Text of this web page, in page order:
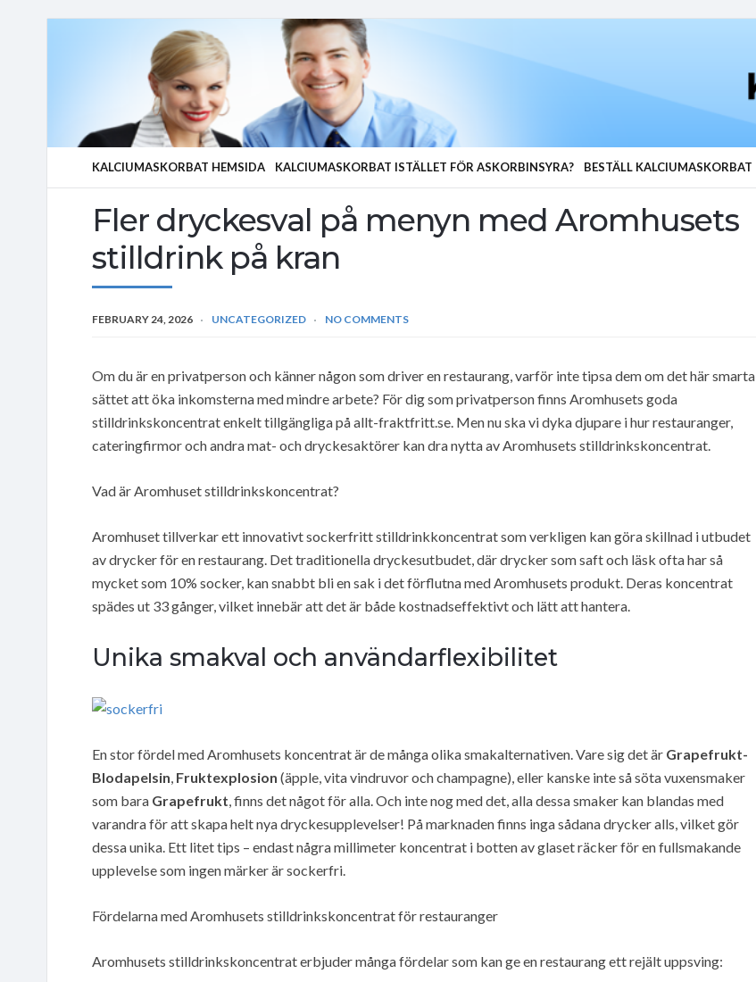
KALCIUMASKORBAT HEMSIDA KALCIUMASKORBAT ISTÄLLET FÖR ASKORBINSYRA? BESTÄLL KALCIUMASKORBAT
Fler dryckesval på menyn med Aromhusets
stilldrink på kran
FEBRUARY 24, 2026 UNCATEGORIZED NO COMMENTS
Om du är en privatperson och känner någon som driver en restaurang, varför inte tipsa dem om det här smarta
sättet att öka inkomsterna med mindre arbete? För dig som privatperson finns Aromhusets goda
stilldrinkskoncentrat enkelt tillgängliga på allt-fraktfritt.se. Men nu ska vi dyka djupare i hur restauranger,
cateringfirmor och andra mat- och dryckesaktörer kan dra nytta av Aromhusets stilldrinkskoncentrat.
Vad är Aromhuset stilldrinkskoncentrat?
Aromhuset tillverkar ett innovativt sockerfritt stilldrinkkoncentrat som verkligen kan göra skillnad i utbudet
av drycker för en restaurang. Det traditionella dryckesutbudet, där drycker som saft och läsk ofta har så
mycket som 10% socker, kan snabbt bli en sak i det förflutna med Aromhusets produkt. Deras koncentrat
spädes ut 33 gånger, vilket innebär att det är både kostnadseffektivt och lätt att hantera.
Unika smakval och användarflexibilitet
En stor fördel med Aromhusets koncentrat är de många olika smakalternativen. Vare sig det är Grapefrukt-
Blodapelsin, Fruktexplosion (äpple, vita vindruvor och champagne), eller kanske inte så söta vuxensmaker
som bara Grapefrukt, finns det något för alla. Och inte nog med det, alla dessa smaker kan blandas med
varandra för att skapa helt nya dryckesupplevelser! På marknaden finns inga sådana drycker alls, vilket gör
dessa unika. Ett litet tips – endast några millimeter koncentrat i botten av glaset räcker för en fullsmakande
upplevelse som ingen märker är sockerfri.
Fördelarna med Aromhusets stilldrinkskoncentrat för restauranger
Aromhusets stilldrinkskoncentrat erbjuder många fördelar som kan ge en restaurang ett rejält uppsving: